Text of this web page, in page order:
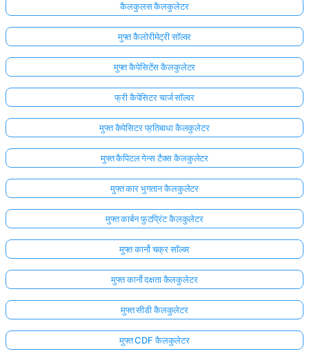
कैलकुलस कैलकुलेटर
मुफ्त कैलोरीमेट्री सॉल्वर
मुफ्त कैपेसिटेंस कैलकुलेटर
फ्री कैपेसिटर चार्ज सॉल्वर
मुफ्त कैपेसिटर प्रतिबाधा कैलकुलेटर
मुफ्त कैपिटल गेन्स टैक्स कैलकुलेटर
मुफ्त कार भुगतान कैलकुलेटर
मुफ्त कार्बन फुटप्रिंट कैलकुलेटर
मुफ्त कार्नो चक्र सॉल्वर
मुफ्त कार्नो दक्षता कैलकुलेटर
मुफ्त सीडी कैलकुलेटर
मुफ्त CDF कैलकुलेटर